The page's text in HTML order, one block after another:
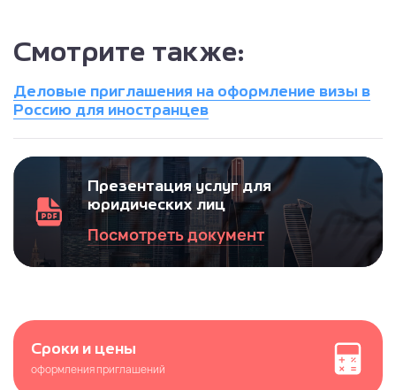
Смотрите также:
Деловые приглашения на оформление визы в
Россию для иностранцев
Презентация услуг для
юридических лиц
Посмотреть документ
Сроки и цены
оформления приглашений